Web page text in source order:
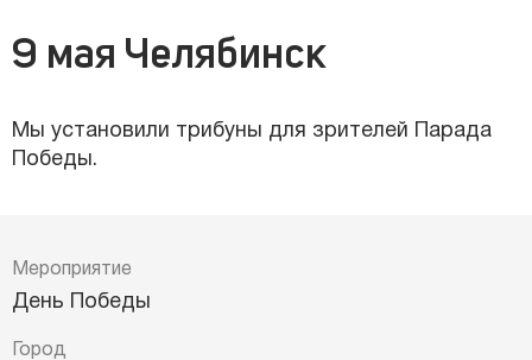
9 мая Челябинск
Мы установили трибуны для зрителей Парада
Победы.
Мероприятие
День Победы
Город